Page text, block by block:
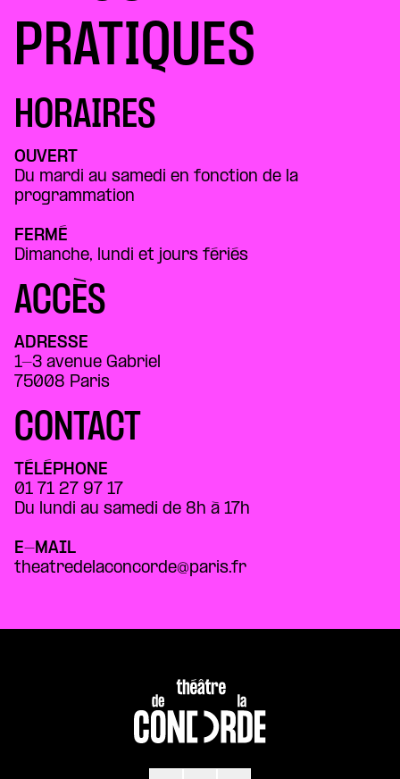
PRATIQUES
HORAIRES
OUVERT
Du mardi au samedi en fonction de la
programmation
FERMÉ
Dimanche, lundi et jours fériés
ACCÈS
ADRESSE
1-3 avenue Gabriel
75008 Paris
CONTACT
TÉLÉPHONE
01 71 27 97 17
Du lundi au samedi de 8h à 17h
E-MAIL
theatredelaconcorde@paris.fr